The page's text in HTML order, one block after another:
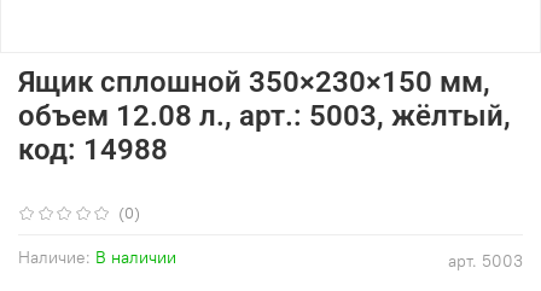
(0)
арт. 5003
Наличие: В наличии
Ящик сплошной 350×230×150 мм,
объем 12.08 л., арт.: 5003, жёлтый,
код: 14988